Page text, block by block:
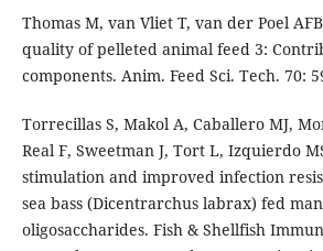
Thomas M, van Vliet T, van der Poel
quality of pelleted animal feed 3:
components. Anim. Feed Sci. Tech. 70:
Torrecillas S, Makol A, Caballero MJ,
Real F, Sweetman J, Tort L, Izquierdo
stimulation and improved infection
sea bass (Dicentrarchus labrax) fed
oligosaccharides. Fish & Shellfish